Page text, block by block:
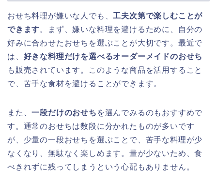
おせち料理が嫌いな人でも、工夫次第で楽しむことが
できます。まず、嫌いな料理を避けるために、自分の
好みに合わせたおせちを選ぶことが大切です。最近で
は、 好きな料理だけを選べるオーダーメイドのおせち
も販売されています。このような商品を活用すること
で、苦手な食材を避けることができます。
また、一段だけのおせち を選んでみるのもおすすめで
す。通常のおせちは数段に分かれたものが多いです
が、少量の一段おせちを選ぶことで、苦手な料理が少
なくなり、無駄なく楽しめます。量が少ないため、食
べきれずに残ってしまうという心配もありません。